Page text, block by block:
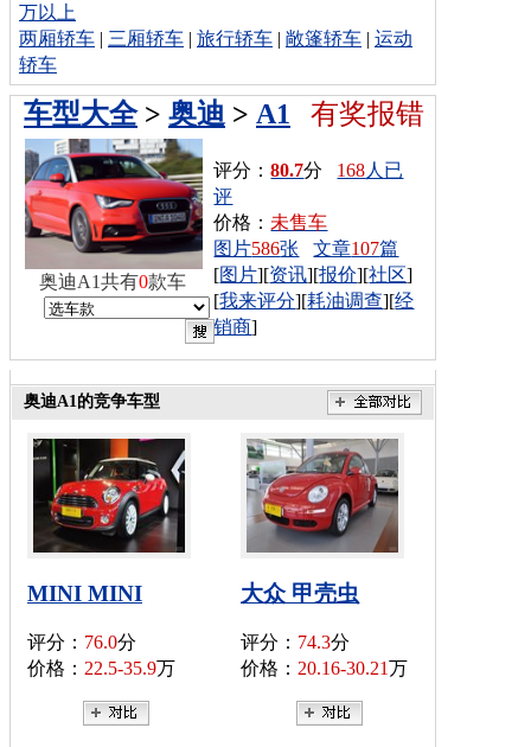
万以上
两厢轿车 | 三厢轿车 | 旅行轿车 | 敞篷轿车 | 运动
轿车
有奖报错
车型大全> 奥迪 > A1
评分：80.7分 168人已
评
价格： 未售车
图片586张 文章107篇
[图片][资讯][报价][社区]
[我来评分][耗油调查][经
销商]
奥迪A1共有0款车
奥迪A1的竞争车型
MINI MINI
评分： 76.0分
价格： 22.5-35.9万
大众 甲壳虫
评分： 74.3分
价格： 20.16-30.21万